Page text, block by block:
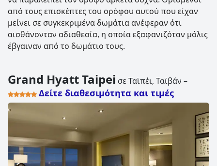
από τους επισκέπτες του ορόφου αυτού που είχαν
μείνει σε συγκεκριμένα δωμάτια ανέφεραν ότι
αισθάνονταν αδιαθεσία, η οποία εξαφανιζόταν μόλις
έβγαιναν από το δωμάτιο τους.
Grand Hyatt Taipei σε Ταϊπέι, Ταϊβάν –
Δείτε διαθεσιμότητα και τιμές